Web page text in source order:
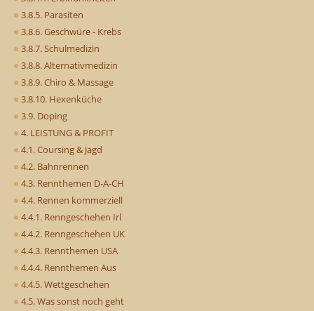
3.8.5. Parasiten
3.8.6. Geschwüre - Krebs
3.8.7. Schulmedizin
3.8.8. Alternativmedizin
3.8.9. Chiro & Massage
3.8.10. Hexenküche
3.9. Doping
4. LEISTUNG & PROFIT
4.1. Coursing & Jagd
4.2. Bahnrennen
4.3. Rennthemen D-A-CH
4.4. Rennen kommerziell
4.4.1. Renngeschehen Irl
4.4.2. Renngeschehen UK
4.4.3. Rennthemen USA
4.4.4. Rennthemen Aus
4.4.5. Wettgeschehen
4.5. Was sonst noch geht